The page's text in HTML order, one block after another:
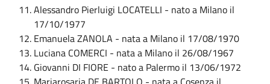
Alessandro Pierluigi LOCATELLI - nato a Milano il
17/10/1977
Emanuela ZANOLA - nata a Milano il 17/08/1970
Luciana COMERCI - nata a Milano il 26/08/1967
Giovanni DI FIORE - nato a Palermo il 13/06/1972